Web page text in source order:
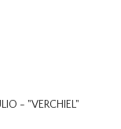
- "VERCHIEL"